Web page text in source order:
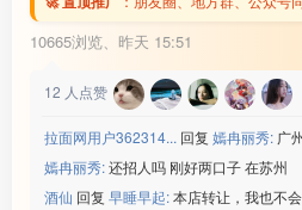
10665浏览、 昨天 15:51
12 人点赞
拉面网用户362314... 回复 嫣冉丽秀: 广
嫣冉丽秀:还招人吗 刚好两口子 在苏州
酒仙 回复 早睡早起:本店转让，我也不